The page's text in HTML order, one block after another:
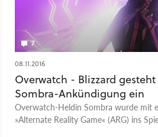
7
08.11.2016
Overwatch - Blizzard
Sombra-Ankündigung ein
Overwatch-Heldin Sombra wurde mit
»Alternate Reality Game« (ARG) ins